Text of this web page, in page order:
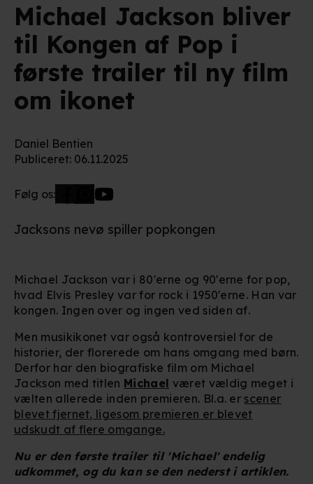
Michael Jackson bliver
til Kongen af Pop i
første trailer til ny film
om ikonet
Daniel Bentien
Publiceret: 06.11.2025
Følg os:
Jacksons nevø spiller popkongen
Michael Jackson var i 80'erne og 90'erne for pop,
hvad Elvis Presley var for rock i 1950'erne. Han var
kongen. Ingen over og ingen ved siden af.
Men musikikonet var også kontroversiel for de
historier, der florerede om hans omgang med børn.
Derfor har den biografiske film om Michael
Jackson med titlen Michael været vældig meget i
vælten allerede inden premieren. Bl.a. erscener
blevet fjernet, ligesom premieren er blevet
udskudt af flere omgange.
Nu er den første trailer til 'Michael' endelig
udkommet, og du kan se den nederst i artiklen.